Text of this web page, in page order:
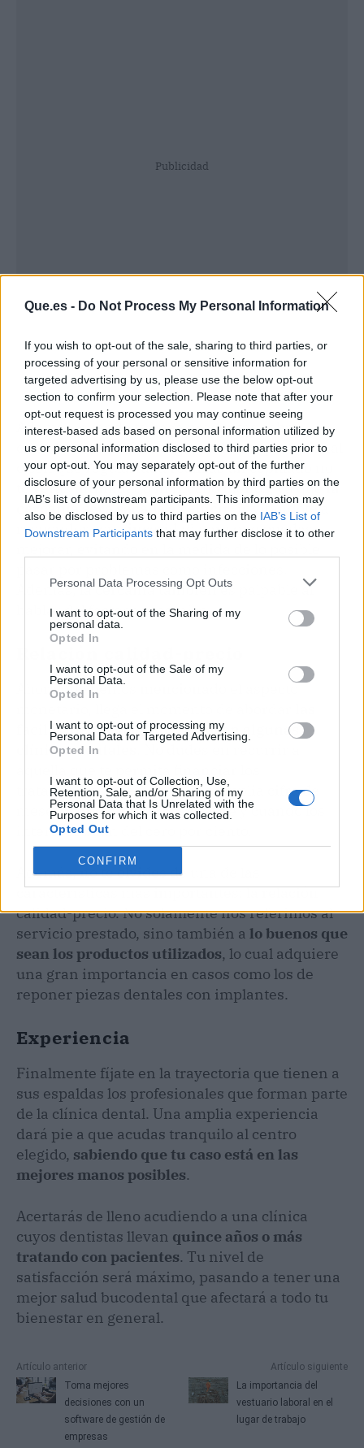
Que.es - Do Not Process My Personal Information
If you wish to opt-out of the sale, sharing to third parties, or
processing of your personal or sensitive information for
targeted advertising by us, please use the below opt-out
section to confirm your selection. Please note that after your
opt-out request is processed you may continue seeing
interest-based ads based on personal information utilized by
us or personal information disclosed to third parties prior to
your opt-out. You may separately opt-out of the further
disclosure of your personal information by third parties on the
IAB’s list of downstream participants. This information may
also be disclosed by us to third parties on the IAB’s List of
Downstream Participants that may further disclose it to other
Personal Data Processing Opt Outs
I want to opt-out of the Sharing of my
personal data.
Opted In
I want to opt-out of the Sale of my
Personal Data.
Opted In
I want to opt-out of processing my
Personal Data for Targeted Advertising.
Opted In
I want to opt-out of Collection, Use,
Retention, Sale, and/or Sharing of my
Personal Data that Is Unrelated with the
Purposes for which it was collected.
Opted Out
CONFIRM
Publicidad
Además, cuando te haga preguntas sobre
cuándo fue tu última higiene dental profesional
o con qué regularidad realizas un cepillado no
te verás intimidado ni mucho menos, ya quela
cercanía será sacada a relucir, invitándote a
responder con sinceridad para que puedas
Además, la cercanía también es palpable al
hablar del factor económico.
Ahora que hemos mencionado el aspecto
facilidades de pago que ofrecen algunas
clínicas dentales
tratamientos abarcando una amplia cifra de
meses, por ejemplo 36, siempre y cuando los
intereses sean del cero por ciento.
Además, no te olvides de una de las
características más importantes: la relación
calidad-precio. No solamente nos referimos al
servicio prestado, sino también a lo buenos que
sean los productos utilizados, lo cual adquiere
una gran importancia en casos como los de
reponer piezas dentales con implantes.
Experiencia
Finalmente fíjate en la trayectoria que tienen a
sus espaldas los profesionales que forman parte
de la clínica dental. Una amplia experiencia
dará pie a que acudas tranquilo al centro
elegido, sabiendo que tu caso está en las
mejores manos posibles.
Acertarás de lleno acudiendo a una clínica
cuyos dentistas llevan quince años o más
tratando con pacientes. Tu nivel de
satisfacción será máximo, pasando a tener una
mejor salud bucodental que afectará a todo tu
bienestar en general.
Artículo anterior
Toma mejores
decisiones con un
software de gestión de
empresas
Artículo siguiente
La importancia del
vestuario laboral en el
lugar de trabajo